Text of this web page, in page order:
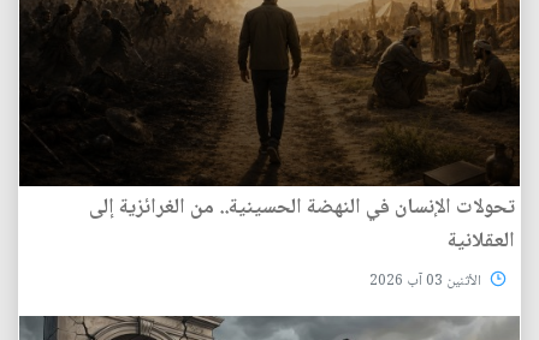
تحولات الإنسان في النهضة الحسينية.. من الغرائزية إلى
العقلانية
الأثنين 03 آب 2026